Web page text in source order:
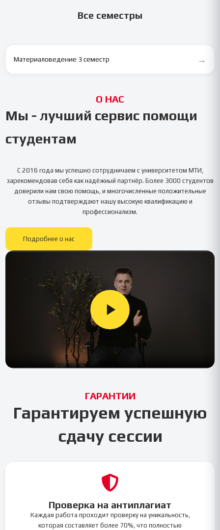
Все семестры
Материаловедение 3 семестр →
О НАС
Мы - лучший сервис помощи
студентам
С 2016 года мы успешно сотрудничаем с университетом МТИ
зарекомендовав себя как надёжный партнёр. Более 3000 студентов
доверили нам свою помощь, и многочисленные положительные
отзывы подтверждают нашу высокую квалификацию и
профессионализм.
Подробнее о нас
ГАРАНТИИ
Гарантируем успешную
сдачу сессии
Проверка на антиплагиат
Каждая работа проходит проверку на уникальность,
которая составляет более 70%, что полностью